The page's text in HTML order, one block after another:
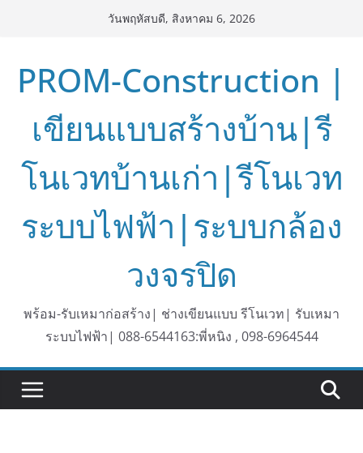
วันพฤหัสบดี, สิงหาคม 6, 2026
PROM-Construction |
เขียนแบบสร้างบ้าน|รี
โนเวทบ้านเก่า|รีโนเวท
ระบบไฟฟ้า|ระบบกล้อง
วงจรปิด
พร้อม-รับเหมาก่อสร้าง| ช่างเขียนแบบ รีโนเวท| รับเหมา
ระบบไฟฟ้า| 088-6544163:พี่หนิง , 098-6964544